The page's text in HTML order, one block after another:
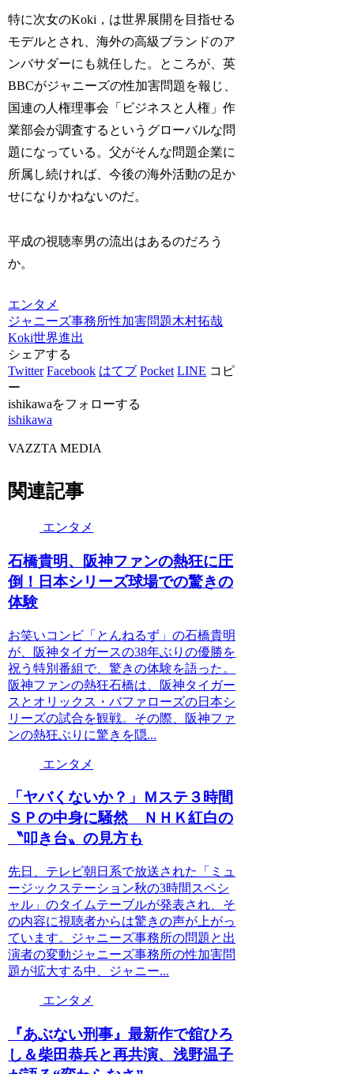
特に次女のKoki，は世界展開を目指せる
モデルとされ、海外の高級ブランドのア
ンバサダーにも就任した。ところが、英
BBCがジャニーズの性加害問題を報じ、
国連の人権理事会「ビジネスと人権」作
業部会が調査するというグローバルな問
題になっている。父がそんな問題企業に
所属し続ければ、今後の海外活動の足か
せになりかねないのだ。
平成の視聴率男の流出はあるのだろう
か。
エンタメ
ジャニーズ事務所性加害問題木村拓哉
Koki世界進出
シェアする
Twitter Facebook はてブ Pocket LINE コピ
ー
ishikawaをフォローする
ishikawa
VAZZTA MEDIA
関連記事
エンタメ
石橋貴明、阪神ファンの熱狂に圧
倒！日本シリーズ球場での驚きの
体験
お笑いコンビ「とんねるず」の石橋貴明
が、阪神タイガースの38年ぶりの優勝を
祝う特別番組で、驚きの体験を語った。
阪神ファンの熱狂石橋は、阪神タイガー
スとオリックス・バファローズの日本シ
リーズの試合を観戦。その際、阪神ファ
ンの熱狂ぶりに驚きを隠...
エンタメ
「ヤバくないか？」Ｍステ３時間
ＳＰの中身に騒然 ＮＨＫ紅白の
〝叩き台〟の見方も
先日、テレビ朝日系で放送された「ミュ
ージックステーション秋の3時間スペシ
ャル」のタイムテーブルが発表され、そ
の内容に視聴者からは驚きの声が上がっ
ています。ジャニーズ事務所の問題と出
演者の変動ジャニーズ事務所の性加害問
題が拡大する中、ジャニー...
エンタメ
『あぶない刑事』最新作で舘ひろ
し＆柴田恭兵と再共演、浅野温子